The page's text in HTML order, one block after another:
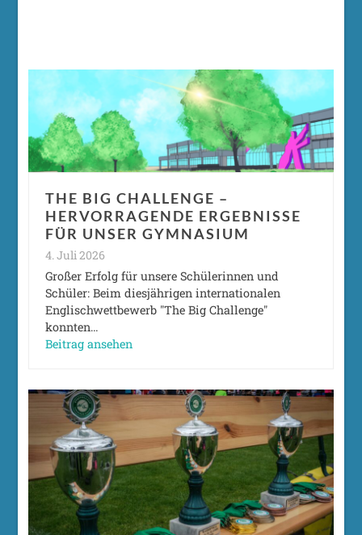
THE BIG CHALLENGE –
HERVORRAGENDE ERGEBNISSE
FÜR UNSER GYMNASIUM
4. Juli 2026
Großer Erfolg für unsere Schülerinnen und
Schüler: Beim diesjährigen internationalen
Englischwettbewerb "The Big Challenge"
konnten…
Beitrag ansehen